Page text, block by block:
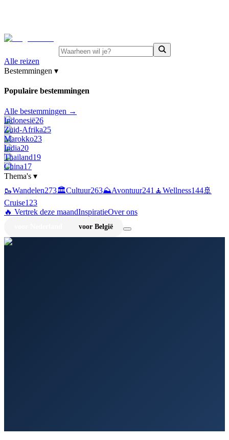
Alle reizen
Bestemmingen ▾
Populaire bestemmingen
Alle bestemmingen →
Indonesië26
Zuid-Afrika25
Marokko23
India20
Thailand19
China17
Thema's ▾
🥾Wandelen273🏛️Cultuur263⛰️Avontuur241 🧘Wellness144🚢
Cruise123
🔥 Vertrek deze maandInspiratieOver ons
voor België